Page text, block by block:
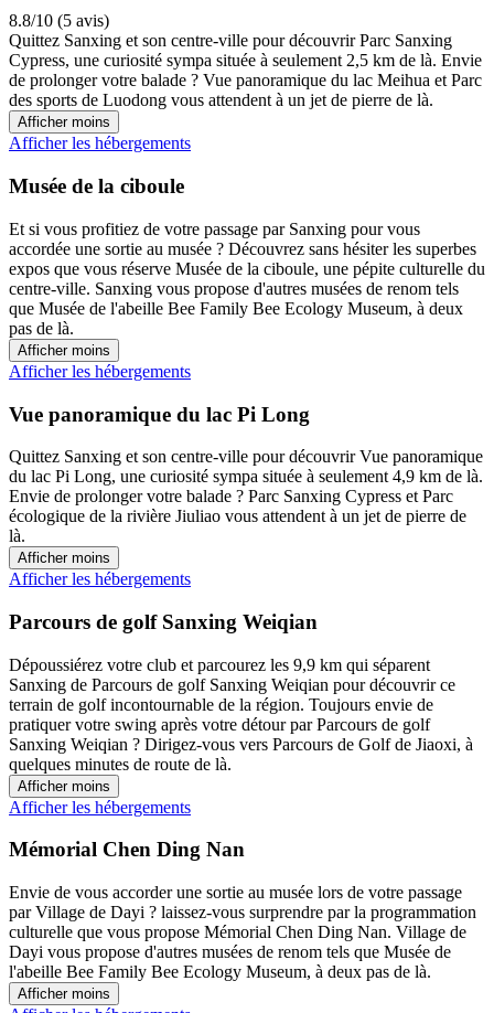
8.8/10 (5 avis)
Quittez Sanxing et son centre-ville pour découvrir Parc Sanxing
Cypress, une curiosité sympa située à seulement 2,5 km de là. Envie
de prolonger votre balade ? Vue panoramique du lac Meihua et Parc
des sports de Luodong vous attendent à un jet de pierre de là.
Afficher moins
Afficher les hébergements
Musée de la ciboule
Et si vous profitiez de votre passage par Sanxing pour vous
accordée une sortie au musée ? Découvrez sans hésiter les superbes
expos que vous réserve Musée de la ciboule, une pépite culturelle du
centre-ville. Sanxing vous propose d'autres musées de renom tels
que Musée de l'abeille Bee Family Bee Ecology Museum, à deux
pas de là.
Afficher moins
Afficher les hébergements
Vue panoramique du lac Pi Long
Quittez Sanxing et son centre-ville pour découvrir Vue panoramique
du lac Pi Long, une curiosité sympa située à seulement 4,9 km de là.
Envie de prolonger votre balade ? Parc Sanxing Cypress et Parc
écologique de la rivière Jiuliao vous attendent à un jet de pierre de
là.
Afficher moins
Afficher les hébergements
Parcours de golf Sanxing Weiqian
Dépoussiérez votre club et parcourez les 9,9 km qui séparent
Sanxing de Parcours de golf Sanxing Weiqian pour découvrir ce
terrain de golf incontournable de la région. Toujours envie de
pratiquer votre swing après votre détour par Parcours de golf
Sanxing Weiqian ? Dirigez-vous vers Parcours de Golf de Jiaoxi, à
quelques minutes de route de là.
Afficher moins
Afficher les hébergements
Mémorial Chen Ding Nan
Envie de vous accorder une sortie au musée lors de votre passage
par Village de Dayi ? laissez-vous surprendre par la programmation
culturelle que vous propose Mémorial Chen Ding Nan. Village de
Dayi vous propose d'autres musées de renom tels que Musée de
l'abeille Bee Family Bee Ecology Museum, à deux pas de là.
Afficher moins